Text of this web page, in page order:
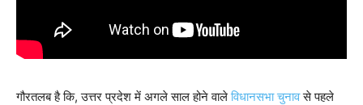
गौरतलब है कि, उत्तर प्रदेश में अगले साल होने वालेविधानसभा चुनावसे पहले